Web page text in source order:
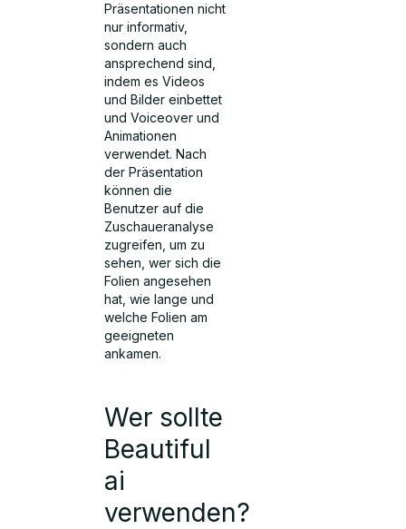
Präsentationen nicht
nur informativ,
sondern auch
ansprechend sind,
indem es Videos
und Bilder einbettet
und Voiceover und
Animationen
verwendet. Nach
der Präsentation
können die
Benutzer auf die
Zuschaueranalyse
zugreifen, um zu
sehen, wer sich die
Folien angesehen
hat, wie lange und
welche Folien am
geeigneten
ankamen.
Wer sollte
Beautiful
ai
verwenden?